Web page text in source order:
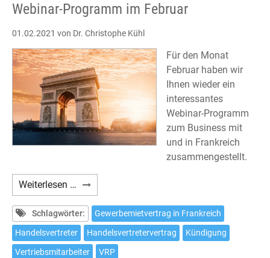
Webinar-Programm im Februar
01.02.2021 von Dr. Christophe Kühl
Für den Monat
Februar haben wir
Ihnen wieder ein
interessantes
Webinar-Programm
zum Business mit
und in Frankreich
zusammengestellt.
Weiterlesen … Webinar-
Programm
im
Februar
Schlagwörter:
Gewerbemietvertrag in Frankreich
Handelsvertreter
Handelsvertretervertrag
Kündigung
Vertriebsmitarbeiter
VRP